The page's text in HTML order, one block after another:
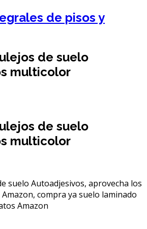
de pisos y
de suelo
multicolor
de suelo
multicolor
suelo Autoadjesivos, aprovecha los
compra ya suelo laminado
Amazon